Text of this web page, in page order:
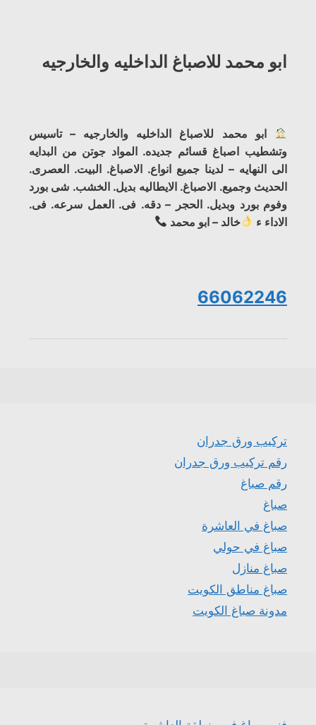
ابو محمد للاصباغ الداخليه والخارجيه
ابو محمد للاصباغ الداخليه والخارجيه – تاسيس
وتشطيب اصباغ قسائم جديده. المواد جوتن من البدايه
الى النهايه – لدينا جميع انواع. الاصباغ. البيت. العصرى.
الحديث وجميع. الاصباغ. الايطاليه بديل. الخشب. شى بورد
وفوم بورد وبديل. الحجر – دقه. فى. العمل سرعه. فى.
الاداء ء
خالد – ابو محمد
66062246
تركيب ورق جدران
رقم تركيب ورق جدران
رقم صباغ
صباغ
صباغ في العاشرة
صباغ في حولي
صباغ منازل
صباغ مناطق الكويت
مدونة صباغ الكويت